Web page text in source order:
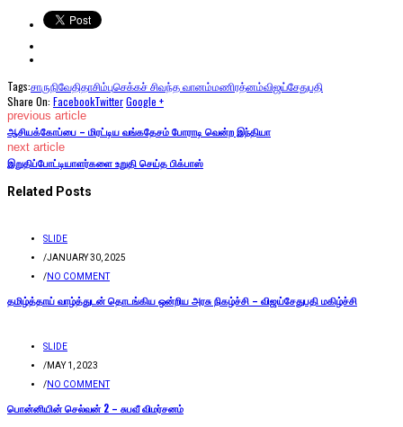
Tags:சாருநிவேதிதாசிம்புசெக்கச் சிவந்த வானம்மணிரத்னம்விஜய்சேதுபதி
Share On: FacebookTwitterGoogle +
previous article
ஆசியக்கோப்பை – மிரட்டிய வங்கதேசம் போராடி வென்ற இந்தியா
next article
இறுதிப்போட்டியாளர்களை உறுதி செய்த பிக்பாஸ்
Related Posts
SLIDE
/JANUARY 30, 2025
/NO COMMENT
தமிழ்த்தாய் வாழ்த்துடன் தொடங்கிய ஒன்றிய அரசு நிகழ்ச்சி – விஜய்சேதுபதி மகிழ்ச்சி
SLIDE
/MAY 1, 2023
/NO COMMENT
பொன்னியின் செல்வன் 2 – சுபவீ விமர்சனம்